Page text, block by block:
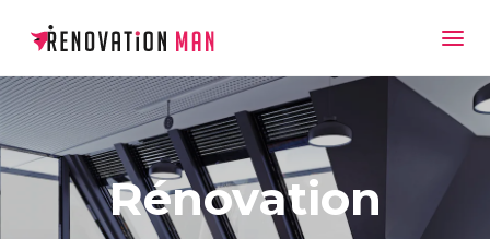
Rénovation